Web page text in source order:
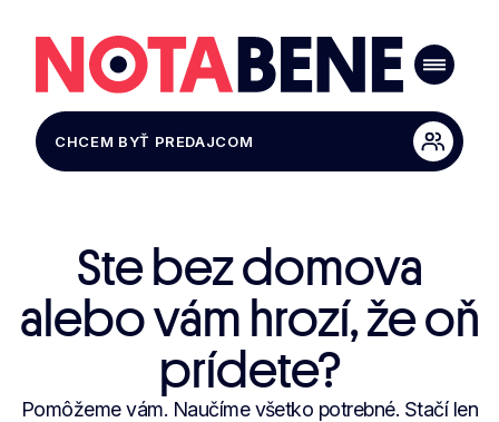
CHCEM BYŤ PREDAJCOM
Ste bez domova
alebo vám hrozí, že oň
prídete?
Pomôžeme vám. Naučíme všetko potrebné. Stačí len